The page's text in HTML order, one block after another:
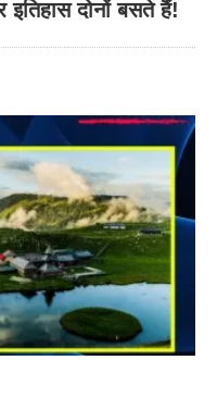
दोनों बसते हैं!